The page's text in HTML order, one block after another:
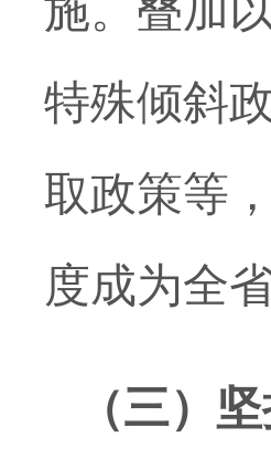
施。 叠加
特殊倾斜
取政策等，
度成为全
（三）